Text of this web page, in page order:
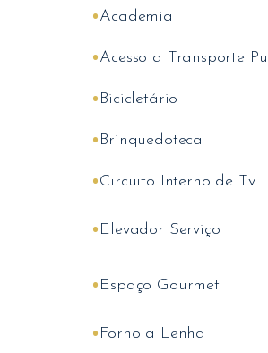
•Academia
•Acesso a Transporte
• Bicicletário
• Brinquedoteca
•Circuito Interno de Tv
• Elevador Serviço
• Espaço Gourmet
• Forno a Lenha